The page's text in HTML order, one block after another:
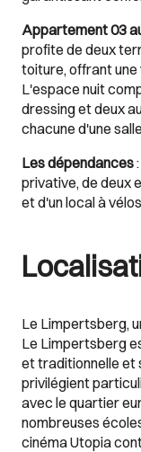
Appartement 03
profite de deux
toiture, offrant une
L'espace nuit
dressing et deux
chacune d'une
Les dépendances
privative, de deux
et d'un local à
Le Limpertsberg,
Le Limpertsberg
et traditionnelle et
privilégient
avec le quartier
nombreuses
cinéma Utopia